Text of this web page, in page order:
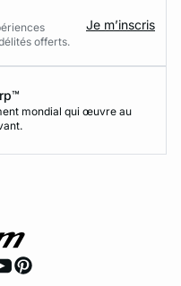
offerts.
Je m’inscris
mondial qui œuvre au